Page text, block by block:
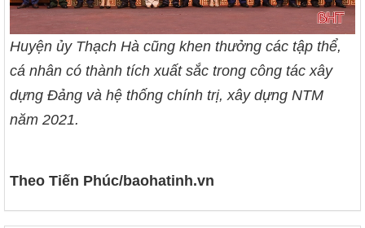
Huyện ủy Thạch Hà cũng khen thưởng các tập thể,
cá nhân có thành tích xuất sắc trong công tác xây
dựng Đảng và hệ thống chính trị, xây dựng NTM
năm 2021.
Theo Tiến Phúc/baohatinh.vn